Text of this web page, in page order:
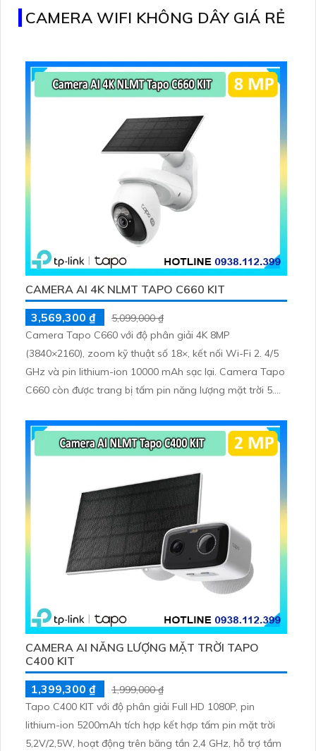
CAMERA WIFI KHÔNG DÂY GIÁ RẺ
CAMERA AI 4K NLMT TAPO C660 KIT
3,569,300 ₫
5,099,000 ₫
Camera Tapo C660 với độ phân giải 4K 8MP
(3840×2160), zoom kỹ thuật số 18×, kết nối Wi-Fi 2. 4/5
GHz và pin lithium-ion 10000 mAh sạc lại. Camera Tapo
C660 còn được trang bị tấm pin năng lượng mặt trời 5.
tiện, lưu trữ thẻ microSD tối đa 512 GB
CAMERA AI NĂNG LƯỢNG MẶT TRỜI TAPO
C400 KIT
1,399,300 ₫
1,999,000 ₫
Tapo C400 KIT với độ phân giải Full HD 1080P, pin
lithium-ion 5200mAh tích hợp kết hợp tấm pin mặt trời
5,2V/2,5W, hoạt động trên băng tần 2,4 GHz, hỗ trợ tầm